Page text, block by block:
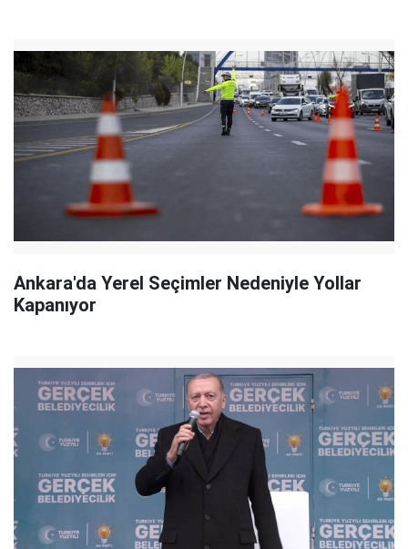
Ankara'da Yerel Seçimler Nedeniyle Yollar
Kapanıyor